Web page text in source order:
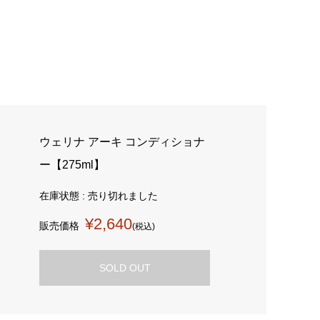
ウェリナ アーキ コンディショナ
ー【275ml】
在庫状態 : 売り切れました
販売価格 ¥2,640(税込)
SOLD OUT